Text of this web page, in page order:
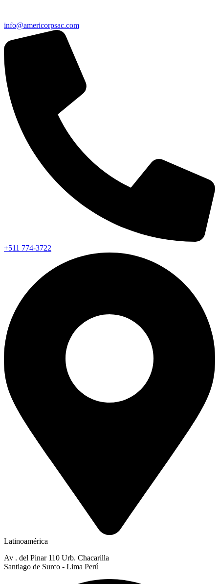
info@americorpsac.com
+511 774-3722
Latinoamérica
Av . del Pinar 110 Urb. Chacarilla
Santiago de Surco - Lima Perú